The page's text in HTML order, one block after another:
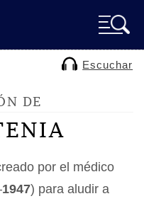
Escuchar
DE
por el médico
1947) para aludir a